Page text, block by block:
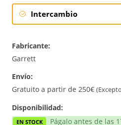
Intercambio
Reconstrucción
Fabricante:
Garrett
Envío:
Gratuito a partir de 250€
Disponibilidad:
EN STOCK
Págalo antes de las